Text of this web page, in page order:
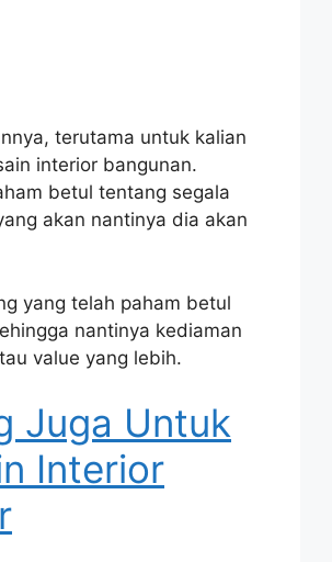
terutama untuk kalian
interior bangunan.
betul tentang segala
akan nantinya dia akan
yang telah paham betul
nantinya kediaman
value yang lebih.
Juga Untuk
Interior